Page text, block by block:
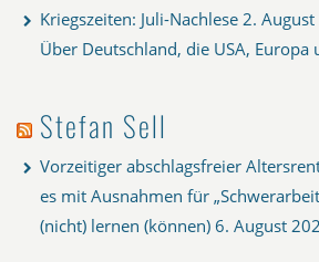
Kriegszeiten: Juli-Nachlese 2.
Über Deutschland, die USA, Europa
Stefan Sell
Vorzeitiger abschlagsfreier
es mit Ausnahmen für
(nicht) lernen (können) 6. August